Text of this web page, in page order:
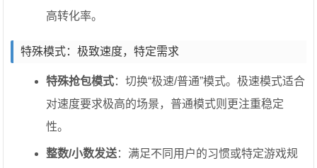
高转化率。
特殊模式：极致速度，特定需求
特殊抢包模式：切换“极速/普通”模式。极速模式适合
对速度要求极高的场景，普通模式则更注重稳定
性。
整数/小数发送：满足不同用户的习惯或特定游戏规